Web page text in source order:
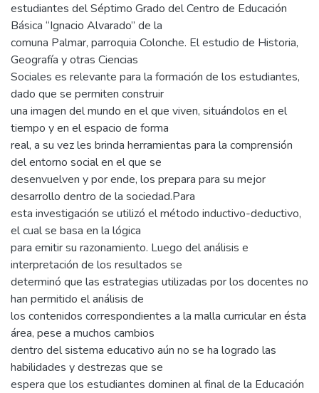
estudiantes del Séptimo Grado del Centro de Educación
Básica “Ignacio Alvarado” de la
comuna Palmar, parroquia Colonche. El estudio de Historia,
Geografía y otras Ciencias
Sociales es relevante para la formación de los estudiantes,
dado que se permiten construir
una imagen del mundo en el que viven, situándolos en el
tiempo y en el espacio de forma
real, a su vez les brinda herramientas para la comprensión
del entorno social en el que se
desenvuelven y por ende, los prepara para su mejor
desarrollo dentro de la sociedad.Para
esta investigación se utilizó el método inductivo-deductivo,
el cual se basa en la lógica
para emitir su razonamiento. Luego del análisis e
interpretación de los resultados se
determinó que las estrategias utilizadas por los docentes no
han permitido el análisis de
los contenidos correspondientes a la malla curricular en ésta
área, pese a muchos cambios
dentro del sistema educativo aún no se ha logrado las
habilidades y destrezas que se
espera que los estudiantes dominen al final de la Educación